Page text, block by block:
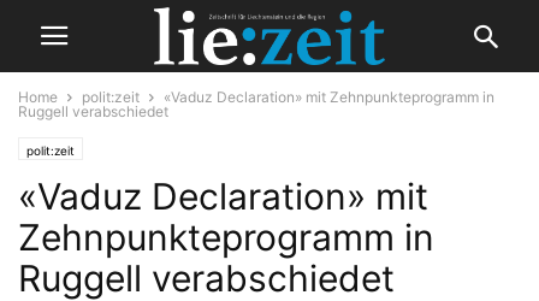
Home polit:zeit
«Vaduz Declaration» mit Zehnpunkteprogramm in
Ruggell verabschiedet
polit:zeit
«Vaduz Declaration» mit
Zehnpunkteprogramm in
Ruggell verabschiedet